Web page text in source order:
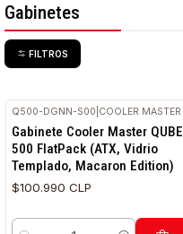
Gabinetes
FILTROS
Q500-DGNN-S00 COOLER MASTER
Gabinete Cooler Master QUBE
500 FlatPack (ATX, Vidrio
Templado, Macaron Edition)
$100.990 CLP